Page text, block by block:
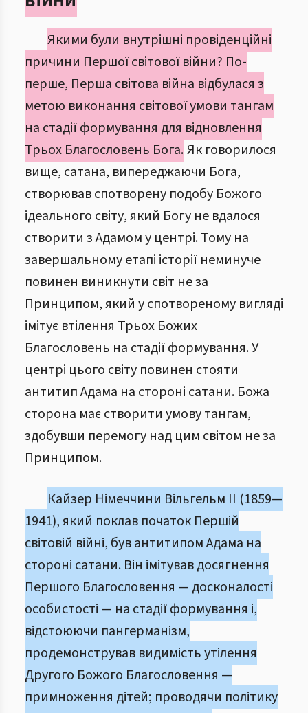
Якими були внутрішні провіденційні
причини Першої світової війни? По-
перше, Перша світова війна відбулася з
метою виконання світової умови тангам
на стадії формування для відновлення
Трьох Благословень Бога.Як говорилося
вище, сатана, випереджаючи Бога,
створював спотворену подобу Божого
ідеального світу, який Богу не вдалося
створити з Адамом у центрі. Тому на
завершальному етапі історії неминуче
повинен виникнути світ не за
Принципом, який у спотвореному вигляді
імітує втілення Трьох Божих
Благословень на стадії формування. У
центрі цього світу повинен стояти
антитип Адама на стороні сатани. Божа
сторона має створити умову тангам,
здобувши перемогу над цим світом не за
Принципом.
Кайзер Німеччини Вільгельм ІІ (1859—
1941), який поклав початок Першій
світовій війні, був антитипом Адама на
стороні сатани. Він імітував досягнення
Першого Благословення — досконалості
особистості — на стадії формування і,
відстоюючи пангерманізм,
продемонстрував видимість утілення
Другого Божого Благословення —
примноження дітей; проводячи політику